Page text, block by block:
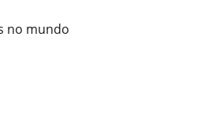
no mundo